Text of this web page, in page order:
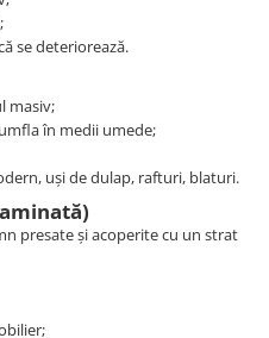
se deteriorează.
masiv;
în medii umede;
uși de dulap, rafturi, blaturi.
presate și acoperite cu un strat